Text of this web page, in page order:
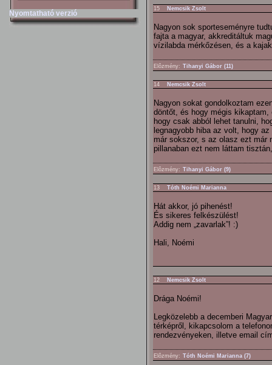
Nyomtatható verzió
15 Nemcsik Zsolt
Nagyon sok sporteseményre
fajta a magyar, akkreditáltuk
vízilabda mérkőzésen, és a
Elôzmény: Tihanyi Gábor (11)
14 Nemcsik Zsolt
Nagyon sokat gondolkoztam
döntőt, és hogy mégis
hogy csak abból lehet tanulni,
legnagyobb hiba az volt, hogy
már sokszor, s az olasz ezt már
pillanaban ezt nem láttam
Elôzmény: Tihanyi Gábor (9)
13 Tóth Noémi Marianna
Hát akkor, jó pihenést!
És sikeres felkészülést!
Addig nem „zavarlak”! :)
Hali, Noémi
12 Nemcsik Zsolt
Drága Noémi!
Legközelebb a decemberi
térképről, kikapcsolom a
rendezvényeken, illetve email
Elôzmény: Tóth Noémi Marianna (7)